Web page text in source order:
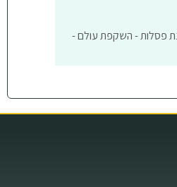
פסלות - השקפת עולם -